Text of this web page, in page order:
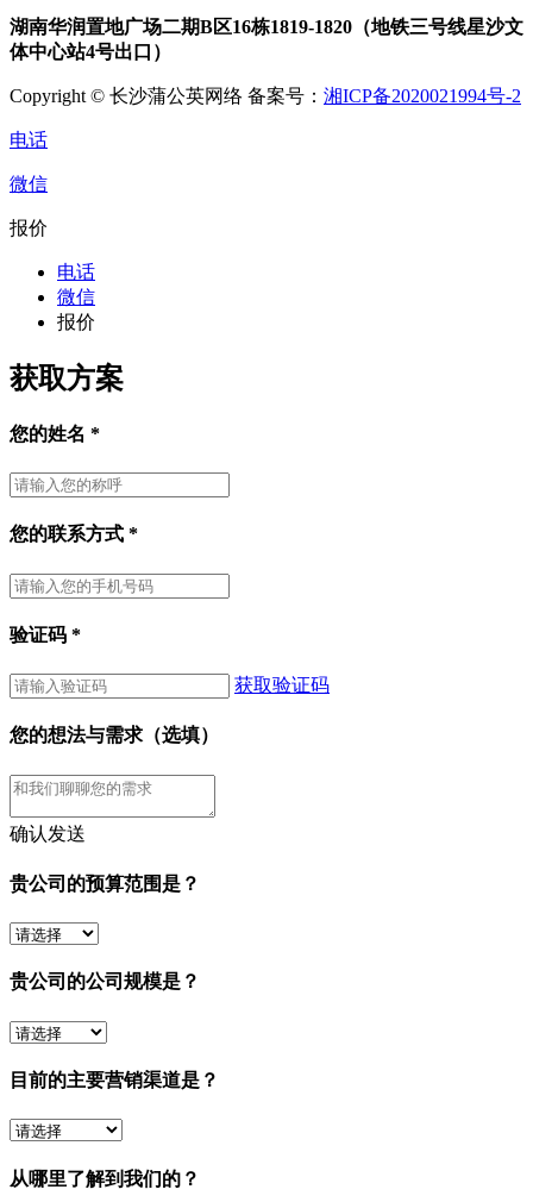
湖南华润置地广场二期B区16栋1819-1820（地铁三号线星沙文
体中心站4号出口）
Copyright © 长沙蒲公英网络 备案号： 湘ICP备2020021994号-2
电话
微信
报价
电话
微信
报价
获取方案
您的姓名 *
您的联系方式 *
验证码 *
获取验证码
您的想法与需求（选填）
确认发送
贵公司的预算范围是？
贵公司的公司规模是？
目前的主要营销渠道是？
从哪里了解到我们的？